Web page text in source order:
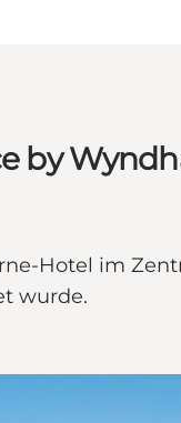
by
Hotel im
wurde.